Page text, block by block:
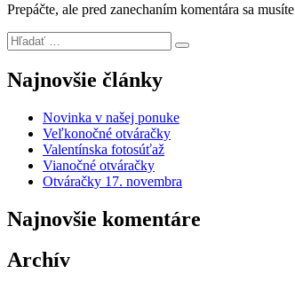
Prepáčte, ale pred zanechaním komentára sa musíte
Najnovšie články
Novinka v našej ponuke
Veľkonočné otváračky
Valentínska fotosúťaž
Vianočné otváračky
Otváračky 17. novembra
Najnovšie komentáre
Archív